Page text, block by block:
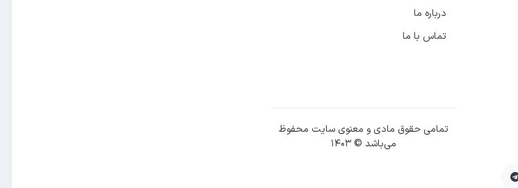
درباره ما
تماس با ما
تمامی حقوق مادی و معنوی سایت محفوظ
می‌باشد © ۱۴۰۳